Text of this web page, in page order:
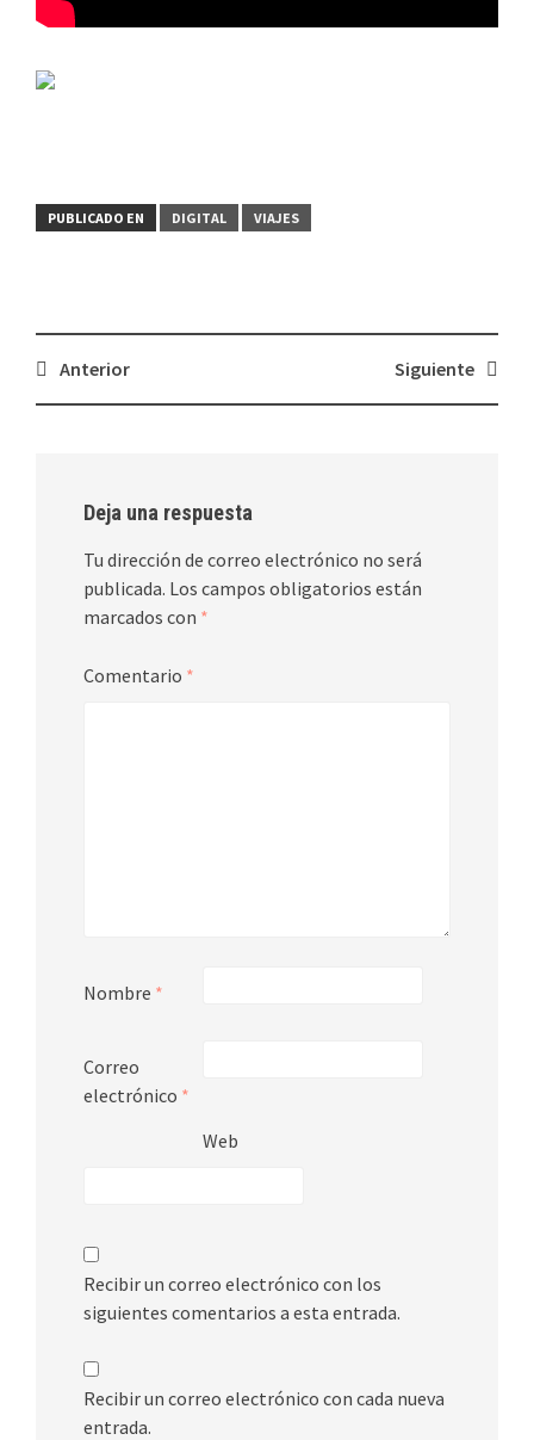
PUBLICADO EN DIGITAL VIAJES
Navegación
de
Anterior Siguiente
Deja una respuesta
Tu dirección de correo electrónico no será
publicada. Los campos obligatorios están
marcados con *
Comentario *
Nombre *
Correo
electrónico *
Web
Recibir un correo electrónico con los
siguientes comentarios a esta entrada.
Recibir un correo electrónico con cada nueva
entrada.